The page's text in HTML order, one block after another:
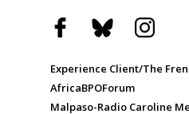
Experience Client/The
AfricaBPOForum
Malpaso-Radio Caroline